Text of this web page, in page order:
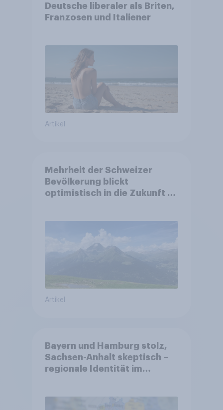
Deutsche liberaler als Briten,
Franzosen und Italiener
Artikel
Mehrheit der Schweizer
Bevölkerung blickt
optimistisch in die Zukunft –
Altersvorsorge
Artikel
Bayern und Hamburg stolz,
Sachsen-Anhalt skeptisch –
regionale Identität im